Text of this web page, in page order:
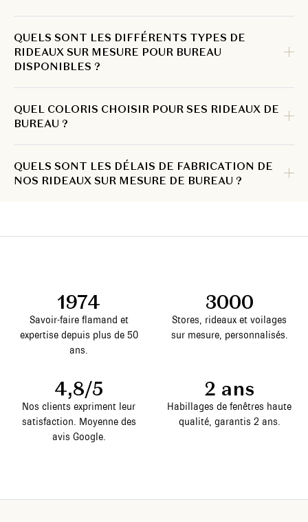
QUELS SONT LES DIFFÉRENTS TYPES DE
RIDEAUX SUR MESURE POUR BUREAU
DISPONIBLES ?
QUEL COLORIS CHOISIR POUR SES RIDEAUX DE
BUREAU ?
QUELS SONT LES DÉLAIS DE FABRICATION DE
NOS RIDEAUX SUR MESURE DE BUREAU ?
1974
Savoir-faire flamand et
expertise depuis plus de 50
ans.
3000
Stores, rideaux et voilages
sur mesure, personnalisés.
4,8/5
Nos clients expriment leur
satisfaction. Moyenne des
avis Google.
2 ans
Habillages de fenêtres haute
qualité, garantis 2 ans.